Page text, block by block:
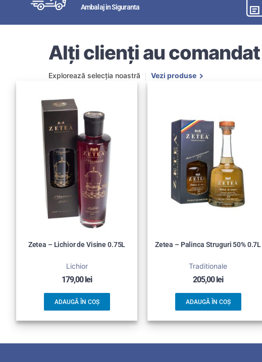
Ambalaj in Siguranta
Alți clienți au
Explorează selecția noastră Vezi produse
Zetea – Lichior de Visine 0.75L
Lichior
179,00lei
ADAUGĂ ÎN COȘ
Zetea – Palinca Struguri 50% 0.7L
Traditionale
205,00lei
ADAUGĂ ÎN COȘ